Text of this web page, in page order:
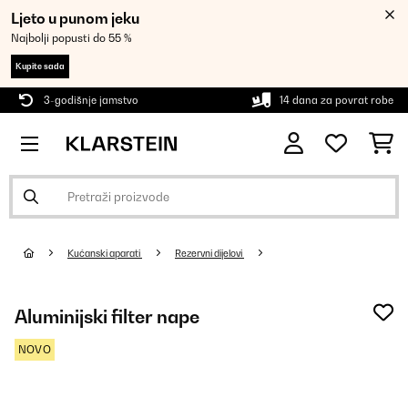
Ljeto u punom jeku
Najbolji popusti do 55 %
Kupite sada
3-godišnje jamstvo 14 dana za povrat robe
Kućanski aparati Rezervni dijelovi
Aluminijski filter nape
NOVO